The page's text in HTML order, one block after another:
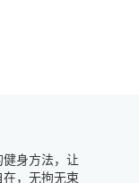
身方法，让
，无拘无束